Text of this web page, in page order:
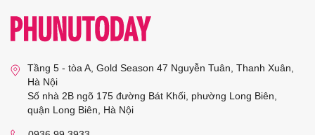
Tầng 5 - tòa A, Gold Season 47 Nguyễn Tuân, Thanh Xuân,
Hà Nội
Số nhà 2B ngõ 175 đường Bát Khối, phường Long Biên,
quận Long Biên, Hà Nội